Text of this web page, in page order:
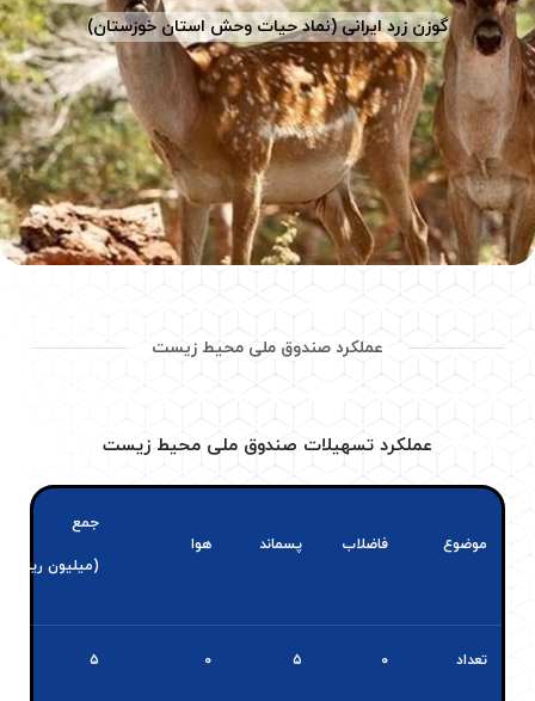
گوزن زرد ایرانی (نماد حیات­ وحش استان خوزستان)
عملکرد صندوق ملی محیط زیست
عملکرد تسهیلات صندوق ملی محیط زیست
موضوع فاضلاب پسماند هوا
جمع
(میلیون ریال)
تعداد ۰ ۵ ۰ ۵